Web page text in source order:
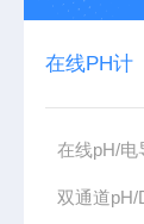
在线PH计
在线pH/电
双通道